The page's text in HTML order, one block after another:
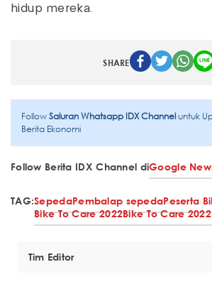
hidup mereka.
SHARE
FollowSaluran Whatsapp IDX Channeluntuk
Berita Ekonomi
Follow Berita IDX Channel diGoogle
TAG:SepedaPembalap sepedaPeserta
Bike To Care 2022Bike To Care
Tim Editor